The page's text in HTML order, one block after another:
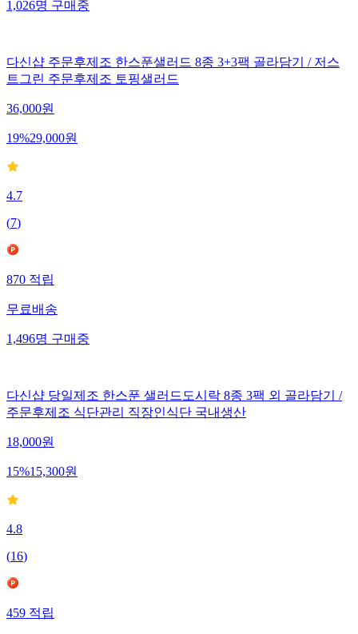
1,026명구매중
다신샵 주문후제조 한스푼샐러드 8종 3+3팩 골라담기 / 저스
트그린 주문후제조 토핑샐러드
36,000원
19%29,000원
4.7
(7)
870적립
무료배송
1,496명구매중
다신샵 당일제조 한스푼 샐러드도시락 8종 3팩 외 골라담기 /
주문후제조 식단관리 직장인식단 국내생산
18,000원
15%15,300원
4.8
(16)
459적립